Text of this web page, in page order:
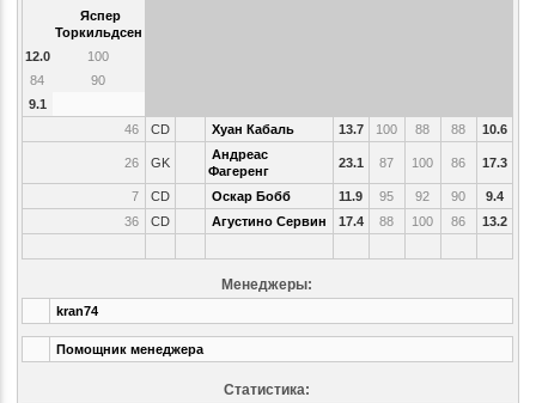
Яспер
Торкильдсен
12.0
100
84
90
9.1
46
CD Хуан Кабаль 13.7 100 88 88 10.6
26 GK
Андреас
Фагеренг
23.1 87 100 86 17.3
7 CD Оскар Бобб 11.9 95 92 90
9.4
36
CD Агустино Сервин 17.4 88 100 86 13.2
Менеджеры:
kran74
Помощник менеджера
Статистика: